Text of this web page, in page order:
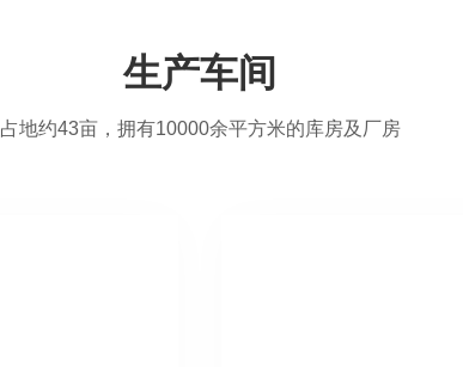
生产车间
占地约43亩，拥有10000余平方米的库房及厂房